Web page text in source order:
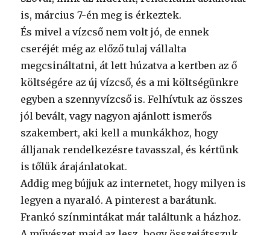
is, március 7-én meg is érkeztek.
És mivel a vízcső nem volt jó, de ennek
cseréjét még az előző tulaj vállalta
megcsináltatni, át lett húzatva a kertben az ő
költségére az új vízcső, és a mi költségünkre
egyben a szennyvízcső is. Felhívtuk az összes
jól bevált, vagy nagyon ajánlott ismerős
szakembert, aki kell a munkákhoz, hogy
álljanak rendelkezésre tavasszal, és kértünk
is tőlük árajánlatokat.
Addig meg bújjuk az internetet, hogy milyen is
legyen a nyaraló. A pinterest a barátunk.
Frankó színmintákat már találtunk a házhoz.